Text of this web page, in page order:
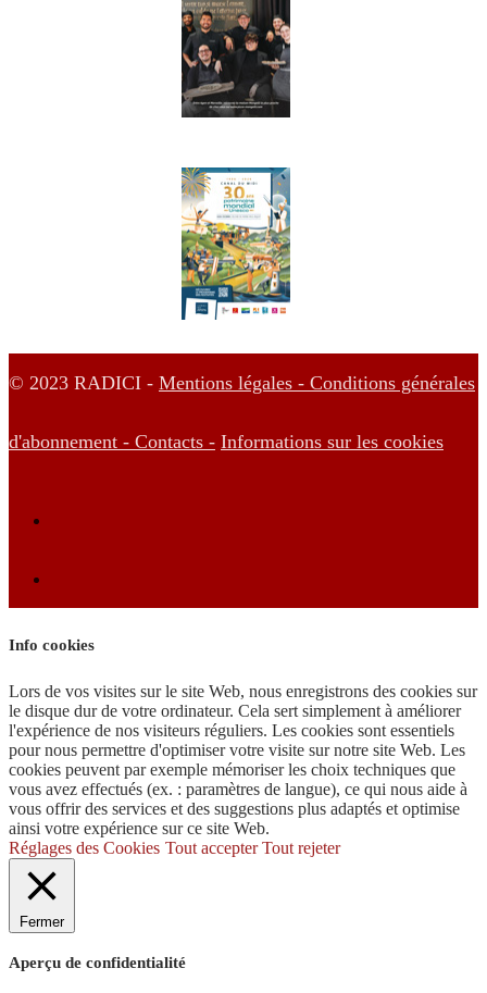
© 2023 RADICI - Mentions légales - Conditions générales
d'abonnement - Contacts - Informations sur les cookies
Info cookies
Lors de vos visites sur le site Web, nous enregistrons des cookies sur
le disque dur de votre ordinateur. Cela sert simplement à améliorer
l'expérience de nos visiteurs réguliers. Les cookies sont essentiels
pour nous permettre d'optimiser votre visite sur notre site Web. Les
cookies peuvent par exemple mémoriser les choix techniques que
vous avez effectués (ex. : paramètres de langue), ce qui nous aide à
vous offrir des services et des suggestions plus adaptés et optimise
ainsi votre expérience sur ce site Web.
Réglages des Cookies Tout accepter Tout rejeter
Fermer
Aperçu de confidentialité